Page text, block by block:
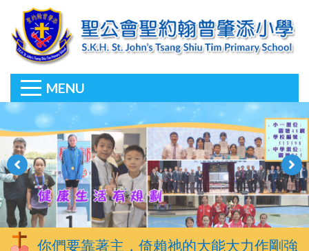
MENU
你們要靠著主，倚賴祂的大能大力作剛強